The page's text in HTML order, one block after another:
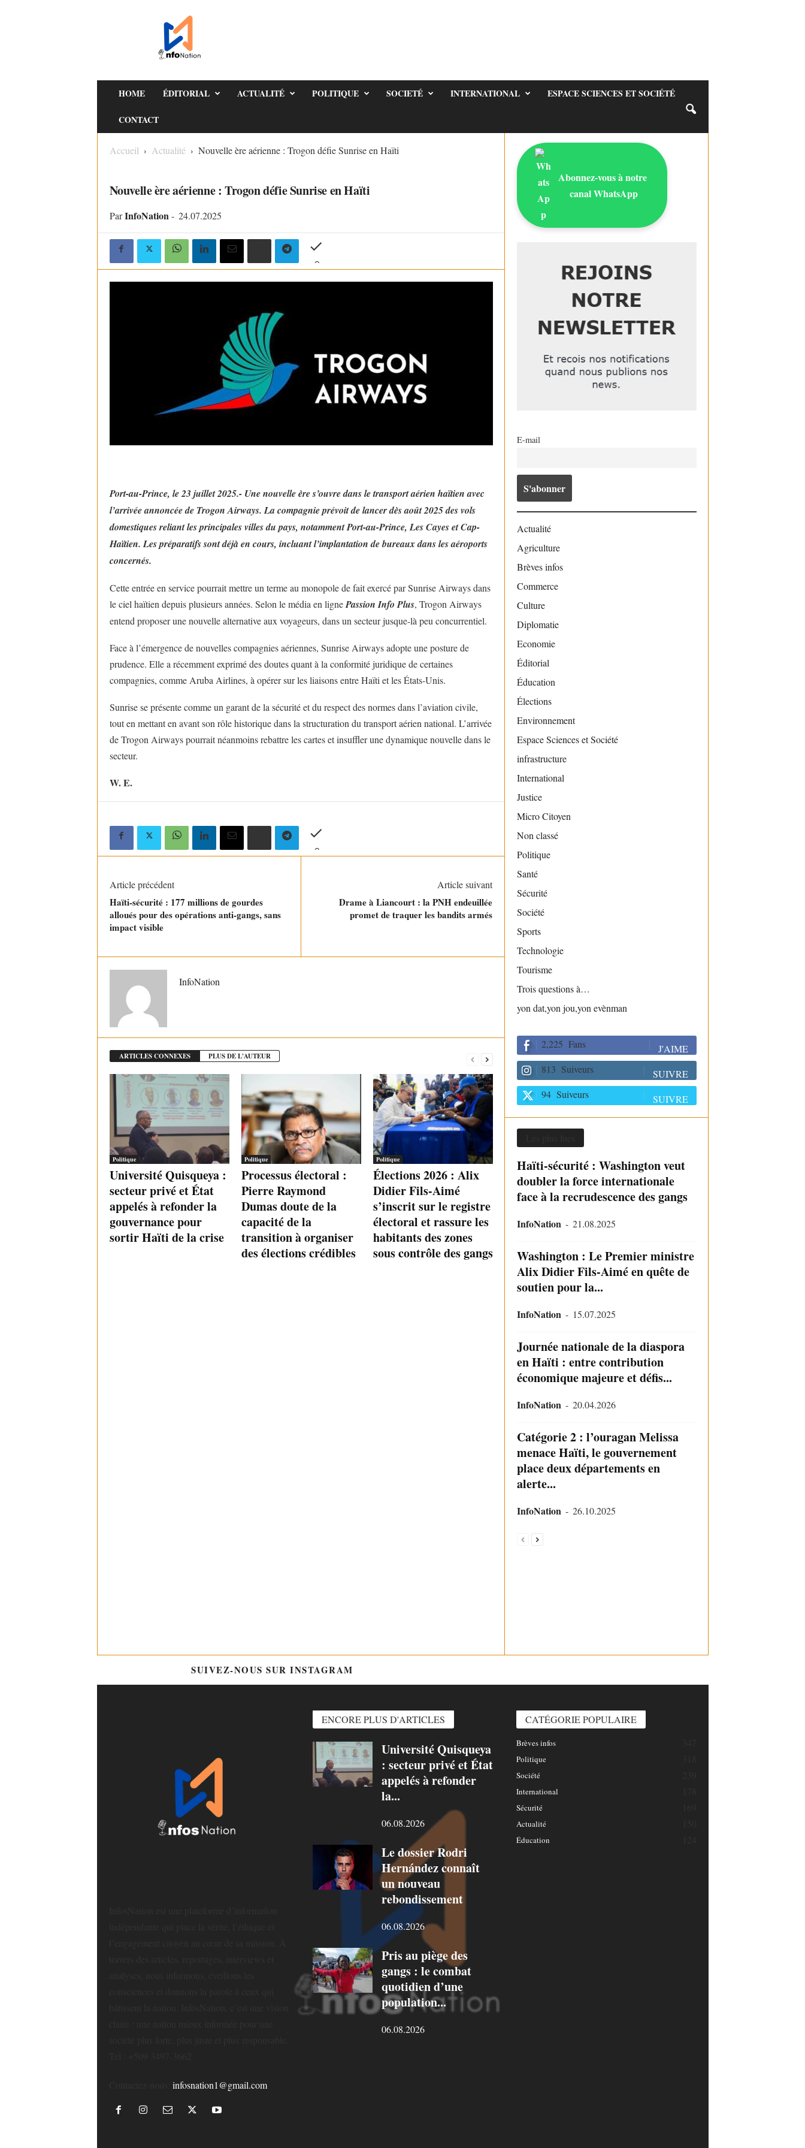
HOME ÉDITORIAL ACTUALITÉ POLITIQUE SOCIETÉ INTERNATIONAL ESPACE SCIENCES ET SOCIÉTÉ
CONTACT
Accueil Actualité
Nouvelle ère aérienne : Trogon défie Sunrise en Haïti
Nouvelle ère aérienne : Trogon défie Sunrise en Haïti
Par InfoNation - 24.07.2025
Port-au-Prince, le 23 juillet 2025.- Une nouvelle ère s’ouvre dans le transport aérien haïtien avec
l’arrivée annoncée de Trogon Airways. La compagnie prévoit de lancer dès août 2025 des vols
domestiques reliant les principales villes du pays, notamment Port-au-Prince, Les Cayes et Cap-
Haïtien. Les préparatifs sont déjà en cours, incluant l’implantation de bureaux dans les aéroports
concernés.
Cette entrée en service pourrait mettre un terme au monopole de fait exercé par Sunrise Airways dans
le ciel haïtien depuis plusieurs années. Selon le média en lignePassion Info Plus, Trogon Airways
entend proposer une nouvelle alternative aux voyageurs, dans un secteur jusque-là peu concurrentiel.
Face à l’émergence de nouvelles compagnies aériennes, Sunrise Airways adopte une posture de
prudence. Elle a récemment exprimé des doutes quant à la conformité juridique de certaines
compagnies, comme Aruba Airlines, à opérer sur les liaisons entre Haïti et les États-Unis.
Sunrise se présente comme un garant de la sécurité et du respect des normes dans l’aviation civile,
tout en mettant en avant son rôle historique dans la structuration du transport aérien national. L’arrivée
de Trogon Airways pourrait néanmoins rebattre les cartes et insuffler une dynamique nouvelle dans le
secteur.
W. E.
Article précédent
Haïti-sécurité : 177 millions de gourdes
alloués pour des opérations anti-gangs, sans
impact visible
Article suivant
Drame à Liancourt : la PNH endeuillée
promet de traquer les bandits armés
InfoNation
ARTICLES CONNEXES PLUS DE L'AUTEUR
Politique
Université Quisqueya :
secteur privé et État
appelés à refonder la
gouvernance pour
sortir Haïti de la crise
Politique
Processus électoral :
Pierre Raymond
Dumas doute de la
capacité de la
transition à organiser
des élections crédibles
Politique
Élections 2026 : Alix
Didier Fils-Aimé
s’inscrit sur le registre
électoral et rassure les
habitants des zones
sous contrôle des gangs
Abonnez-vous à notre
canal WhatsApp
E-mail
Actualité
Agriculture
Brèves infos
Commerce
Culture
Diplomatie
Economie
Éditorial
Éducation
Élections
Environnement
Espace Sciences et Société
infrastructure
International
Justice
Micro Citoyen
Non classé
Politique
Santé
Sécurité
Société
Sports
Technologie
Tourisme
Trois questions à…
yon dat,yon jou,yon evènman
2,225 Fans
J'AIME
813 Suiveurs
SUIVRE
94 Suiveurs SUIVRE
Haïti-sécurité : Washington veut
doubler la force internationale
face à la recrudescence des gangs
InfoNation - 21.08.2025
Washington : Le Premier ministre
Alix Didier Fils-Aimé en quête de
soutien pour la...
InfoNation - 15.07.2025
Journée nationale de la diaspora
en Haïti : entre contribution
économique majeure et défis...
InfoNation - 20.04.2026
Catégorie 2 : l’ouragan Melissa
menace Haïti, le gouvernement
place deux départements en
alerte...
InfoNation - 26.10.2025
SUIVEZ-NOUS SUR INSTAGRAM
infosnation1@gmail.com
ENCORE PLUS D'ARTICLES
Université Quisqueya
: secteur privé et État
appelés à refonder
la...
06.08.2026
Le dossier Rodri
Hernández connaît
un nouveau
rebondissement
06.08.2026
Pris au piège des
gangs : le combat
quotidien d’une
population...
06.08.2026
CATÉGORIE POPULAIRE
Brèves infos
Politique
Société
International
Sécurité
Actualité
Éducation